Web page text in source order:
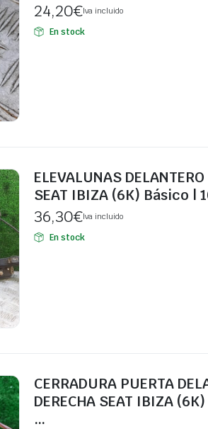
24,20€Iva incluido
En stock
ELEVALUNAS
SEAT IBIZA (6K) Básico |
36,30€Iva incluido
En stock
CERRADURA PUERTA
DERECHA SEAT IBIZA
…